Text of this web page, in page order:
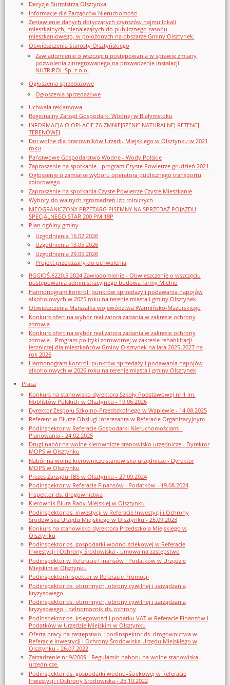
Decyzje Burmistrza Olsztynka
Informacje dla Zarządców Nieruchomości
Zestawienie danych dotyczących czynszów najmu lokali
mieszkalnych, nienależących do publicznego zasobu
mieszkaniowego, w położonych na obszarze Gminy Olsztynek.
Obwieszczenia Starosty Olsztyńskiego
Zawiadomienie o wszczęciu postępowania w sprawie zmiany
pozwolenia zintegrowanego na prowadzenie instalacji
NUTRIPOL Sp. z o.o.
Ogłoszenia sprzedażowe
Ogłoszenia sprzedażowe
Uchwała reklamowa
Regionalny Zarząd Gospodarki Wodnej w Białymstoku
INFORMACJA O OPŁACIE ZA ZMNIEJSZENIE NATURALNEJ RETENCJI
TERENOWEJ
Dni wolne dla pracowników Urzędu Miejskiego w Olsztynku w 2021
roku
Państwowe Gospodarstwo Wodne - Wody Polskie
Zaproszenie na spotkanie - program Czyste Powietrze grudzień 2021
Ogłoszenie o zamiarze wyboru operatora publicznego transportu
zbiorowego
Zaproszenie na spotkania Czyste Powietrze Czyste Mieszkanie
Wybory do walnych zgromadzeń izb rolniczych
NIEOGRANICZONY PRZETARG PISEMNY NA SPRZEDAŻ POJAZDU
SPECJALNEGO STAR 200 PM 18P
Plan ogólny gminy
Uzgodnienia 16.02.2026
Uzgodnienia 13.05.2026
Uzgodnienia 29.05.2026
Projekt przekazany do uchwalenia
RGGIOŚ.6220.5.2024 Zawiadomienie - Obwieszczenie o wszczęciu
postępowania administracyjnego budowa farmy Mielno
Harmonogram kontroli punktów sprzedaży i podawania napojów
alkoholowych w 2025 roku na terenie miasta i gminy Olsztynek
Obwieszczenia Marszałka województwa Warmińsko-Mazurskiego
Konkurs ofert na wybór realizatora zadania w zakresie ochrony
zdrowia
Konkurs ofert na wybór realizatora zadania w zakresie ochrony
zdrowia - Program polityki zdrowotnej w zakresie rehabilitacji
leczniczej dla mieszkańców Gminy Olsztynek na lata 2025-2027 na
rok 2026
Harmonogram kontroli punktów sprzedaży i podawania napojów
alkoholowych w 2026 roku na terenie miasta i gminy Olsztynek
Praca
Konkurs na stanowisko dyrektora Szkoły Podstawowej nr 1 im.
Noblistów Polskich w Olsztynku - 19.06.2026
Dyrektor Zespołu Szkolno-Przedszkolnego w Waplewie - 14.08.2025
Referent w Biurze Obsługi Interesanta w Referacie Organizacyjnym
Podinspektor w Referacie Gospodarki Nieruchomościami i
Planowania - 24.02.2025
Drugi nabór na wolne kierownicze stanowisko urzędnicze - Dyrektor
MOPS w Olsztynku
Nabór na wolne kierownicze stanowisko urzędnicze - Dyrektor
MOPS w Olsztynku
Prezes Zarządu TBS w Olsztynku - 27.09.2024
Podinspektor w Referacie Finansów i Podatków - 19.08.2024
Inspektor ds. drogownictwa
Kierownik Biura Rady Miejskiej w Olsztynku
Podinspektor ds. inwestycji w Referacie Inwestycji i Ochrony
Środowiska Urzędu Miejskiego w Olsztynku - 25.09.2023
Konkurs na stanowisko dyrektora Przedszkola Miejskiego w
Olsztynku
Podinspektor ds. gospodarki wodno-ściekowej w Referacie
Inwestycji i Ochrony Środowiska - umowa na zastępstwo
Podinspektor w Referacie Finansów i Podatków w Urzędzie
Miejskim w Olsztynku
Podinspektor/inspektor w Referacie Promocji
Podinspektor ds. obronnych, obrony cywilnej i zarządzania
kryzysowego
Podinspektor ds. obronnych, obrony cywilnej i zarządzania
kryzysowego - pełnomocnik ds. ochrony
Podinspektor ds. księgowości i podatku VAT w Referacie Finansów i
Podatków w Urzędzie Miejskim w Olsztynku
Oferta pracy na zastępstwo - podinspektor ds. drogownictwa w
Referacie Inwestycji i Ochrony Środowiska Urzędu Miejskiego w
Olsztynku - 26.07.2022
Zarządzenie nr 9/2009 - Regulamin naboru na wolne stanowiska
urzędnicze.
Podinspektor ds. gospodarki wodno–ściekowej w Referacie
Inwestycji i Ochrony Środowiska - 25.10.2022